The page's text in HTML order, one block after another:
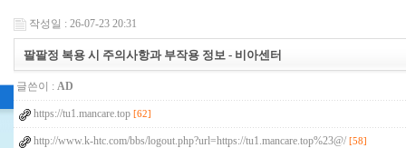
작성일 : 26-07-23 20:31
팔팔정 복용 시 주의사항과 부작용 정보 - 비아센터
글쓴이 : AD
https://tu1.mancare.top [62]
http://www.k-htc.com/bbs/logout.php?url=https://tu1.mancare.top%23@/ [58]